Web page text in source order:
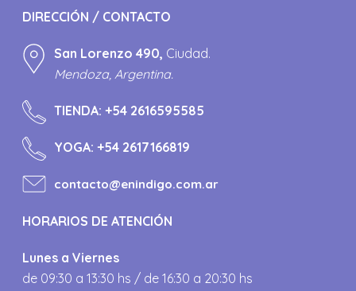
DIRECCIÓN / CONTACTO
San Lorenzo 490, Ciudad.
Mendoza, Argentina.
TIENDA:+54 2616595585
YOGA:+54 2617166819
contacto@enindigo.com.ar
HORARIOS DE ATENCIÓN
Lunes a Viernes
de 09:30 a 13:30 hs / de 16:30 a 20:30 hs